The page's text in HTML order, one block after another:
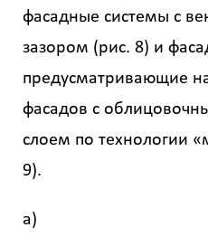
фасадные системы с
зазором (рис. 8) и
предусматривающие
фасадов с
слоем по технологии
9).